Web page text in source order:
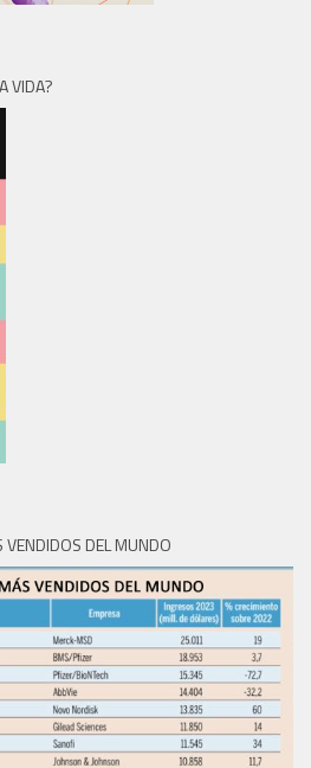
VIDA?
DEL MUNDO